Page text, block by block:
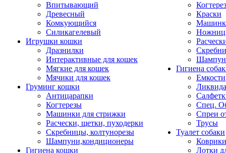
Впитывающий
Древесный
Комкующийся
Силикагелевый
Игрушки кошки
Дразнилки
Интерактивные для кошек
Мягкие для кошек
Мячики для кошек
Груминг кошки
Антицарапки
Когтерезы
Машинки для стрижки
Расчески, щетки, пуходерки
Скребницы, колтунорезы
Шампуни,кондиционеры
Гигиена кошки
Краски
Гигиена
Емкости
Спец.
Спреи
Трусы
Туалет собаки
Коврики
Лотки